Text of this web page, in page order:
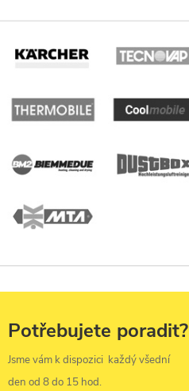
Potřebujete poradit?
Jsme vám k dispozici každý všední
den od 8 do 15 hod.